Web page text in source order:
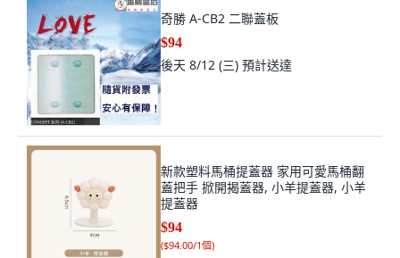
奇勝 A-CB2 二聯蓋板
$94
後天 8/12 (三) 預計送達
新款塑料馬桶提蓋器 家用可愛馬桶翻
蓋把手 掀開揭蓋器, 小羊提蓋器, 小羊
提蓋器
$94
($94.00/1個)